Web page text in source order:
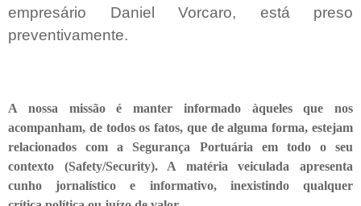
empresário Daniel Vorcaro, está preso
preventivamente.
A nossa missão é manter informado àqueles que nos
acompanham, de todos os fatos, que de alguma forma, estejam
relacionados com a Segurança Portuária em todo o seu
contexto (Safety/Security). A matéria veiculada apresenta
cunho jornalístico e informativo, inexistindo qualquer